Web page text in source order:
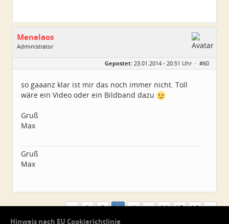
Menelaos
Administrator
Alter:
40
Dabei seit:
04 / 2007
Gepostet: 23.01.2014 - 20:51 Uhr · #60
so gaaanz klar ist mir das noch immer nicht. Toll
wäre ein Video oder ein Bildband dazu
Gruß
Max
Gruß
Max
1 2 3 4 … 14 15
16
Hinweis nach EU Cookierichtlinie